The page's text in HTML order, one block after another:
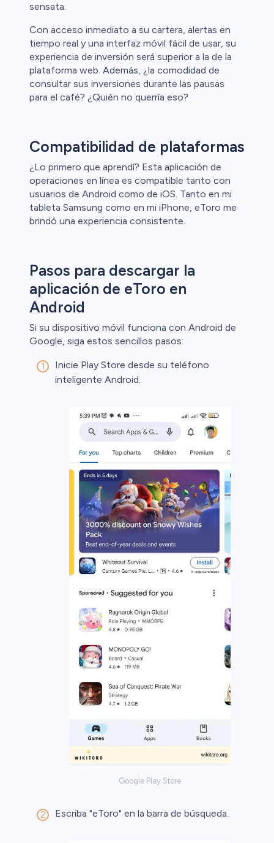
sensata.
Con acceso inmediato a su cartera, alertas en
tiempo real y una interfaz móvil fácil de usar, su
experiencia de inversión será superior a la de la
plataforma web. Además, ¿la comodidad de
consultar sus inversiones durante las pausas
para el café? ¿Quién no querría eso?
Compatibilidad de plataformas
¿Lo primero que aprendí? Esta aplicación de
operaciones en línea es compatible tanto con
usuarios de Android como de iOS. Tanto en mi
tableta Samsung como en mi iPhone, eToro me
brindó una experiencia consistente.
Pasos para descargar la
aplicación de eToro en
Android
Si su dispositivo móvil funciona con Android de
Google, siga estos sencillos pasos:
Inicie Play Store desde su teléfono
inteligente Android.
Google Play Store
Escriba "eToro" en la barra de búsqueda.